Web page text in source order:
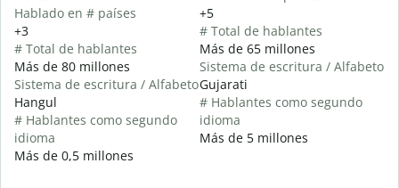
Hablado en # países
+3
# Total de hablantes
Más de 80 millones
Sistema de escritura / Alfabeto
Hangul
# Hablantes como segundo
idioma
Más de 0,5 millones
+5
# Total de hablantes
Más de 65 millones
Sistema de escritura / Alfabeto
Gujarati
# Hablantes como segundo
idioma
Más de 5 millones